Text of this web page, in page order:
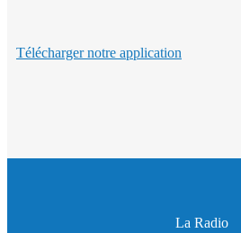
Télécharger notre application
La Radio